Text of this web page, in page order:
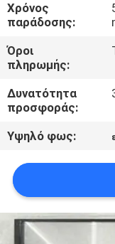
ΝΈΑ
ΖΗΤΉΣΤΕ
ΈΝΑ
ΑΠΌΣΠΑΣΜΑ
SITEMAP
ΠΟΛΙΤΙΚΉ
Χρόνος
παράδοσης:
Όροι
πληρωμής:
Δυνατότητα
προσφοράς:
Υψηλό φως: